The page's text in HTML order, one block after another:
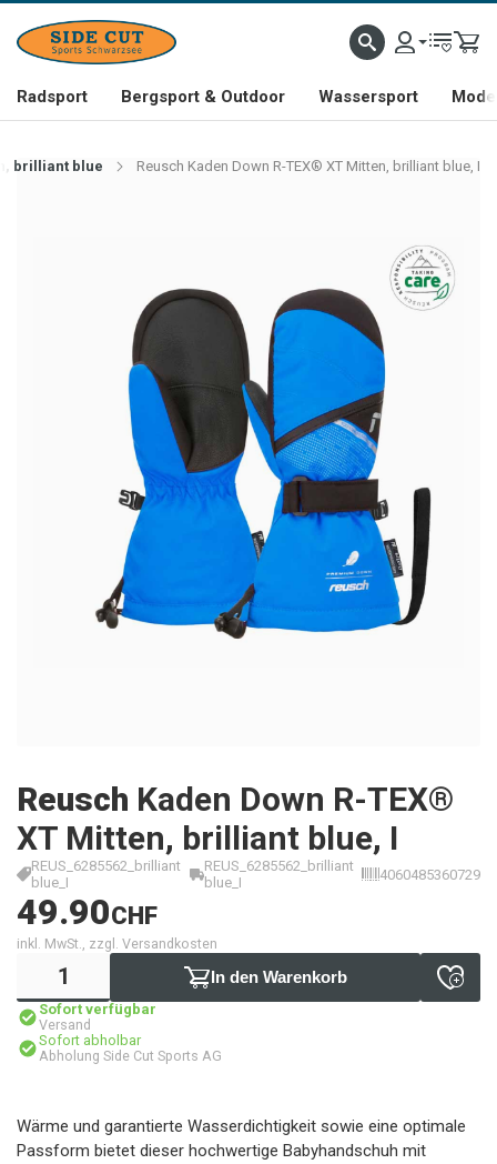
Radsport Bergsport & Outdoor Wassersport
brilliant blue Reusch Kaden Down R-TEX® XT Mitten, brilliant blue, I
Reusch Kaden Down R-TEX®
XT Mitten, brilliant blue, I
REUS_6285562_brilliant
blue_I
REUS_6285562_brilliant
blue_I
4060485360729
49.90CHF
inkl. MwSt., zzgl. Versandkosten
In den Warenkorb
Sofort verfügbar
Versand
Sofort abholbar
Abholung Side Cut Sports AG
Wärme und garantierte Wasserdichtigkeit sowie eine optimale
Passform bietet dieser hochwertige Babyhandschuh mit